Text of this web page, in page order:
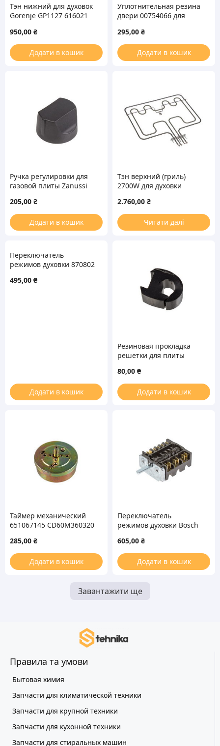
Тэн нижний для духовок
Gorenje GP1127 616021
950,00 ₴
Додати в кошик
Уплотнительная резина
двери 00754066 для
295,00 ₴
Додати в кошик
Ручка регулировки для
газовой плиты Zanussi
205,00 ₴
Додати в кошик
Тэн верхний (гриль)
2700W для духовки
2.760,00 ₴
Читати далі
Переключатель
режимов духовки 870802
позиций)
495,00 ₴
Додати в кошик
Резиновая прокладка
решетки для плиты
80,00 ₴
Додати в кошик
Таймер механический
651067145 CD60M360320
285,00 ₴
Додати в кошик
Переключатель
режимов духовки Bosch
605,00 ₴
Додати в кошик
Завантажити ще
Правила та умови
Бытовая химия
Запчасти для климатической техники
Запчасти для крупной техники
Запчасти для кухонной техники
Запчасти для стиральных машин